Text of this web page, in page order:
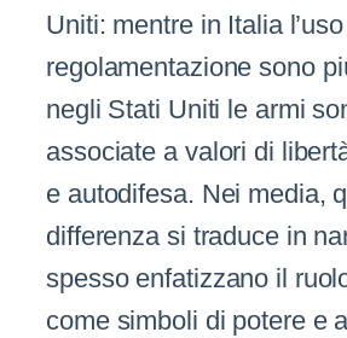
Uniti: mentre in Italia
regolamentazione sono
negli Stati Uniti le armi
associate a valori di
e autodifesa. Nei media,
differenza si traduce in
spesso enfatizzano il
come simboli di potere e